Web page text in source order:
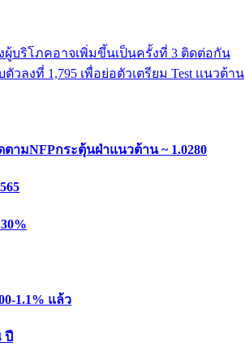
ผู้บริโภคอาจเพิ่มขึ้นเป็นครั้งที่ 3 ติดต่อกัน
วลงที่ 1,795 เพื่อย่อตัวเตรียม Test เเนวต้าน
ามNFPกระตุ้นฝ่าแนวต้าน ~ 1.0280
1.1% แล้ว
ปี